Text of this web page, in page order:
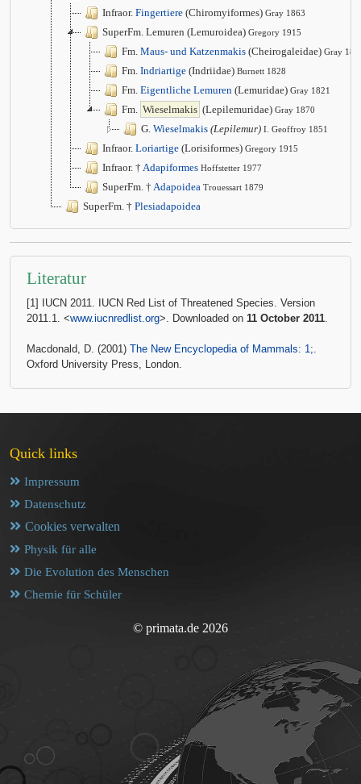
Infraor. Fingertiere (Chiromyiformes) Gray 1863
SuperFm. Lemuren (Lemuroidea) Gregory 1915
Fm. Maus- und Katzenmakis (Cheirogaleidae) Gray
Fm. Indriartige (Indriidae) Burnett 1828
Fm. Eigentliche Lemuren (Lemuridae) Gray 1821
Fm. Wieselmakis (Lepilemuridae) Gray 1870
G. Wieselmakis (Lepilemur) I. Geoffroy 1851
Infraor. Loriartige (Lorisiformes) Gregory 1915
Infraor. † Adapiformes Hoffstetter 1977
SuperFm. † Adapoidea Trouessart 1879
SuperFm. † Plesiadapoidea
Literatur
[1] IUCN 2011. IUCN Red List of Threatened Species. Version
2011.1. <www.iucnredlist.org>. Downloaded on 11 October 2011
Macdonald, D. (2001) The New Encyclopedia of Mammals: 1;
Oxford University Press, London.
Quick links
Impressum
Datenschutz
Cookies verwalten
Physik für alle
Die Evolution des Menschen
Chemie für Schüler
© primata.de 2026